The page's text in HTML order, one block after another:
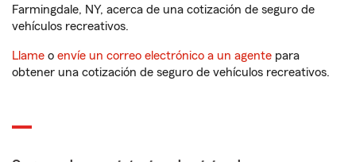
Farmingdale, NY, acerca de una cotización de seguro de
vehículos recreativos.
Llame o envíe un correo electrónico a un agente para
obtener una cotización de seguro de vehículos recreativos.